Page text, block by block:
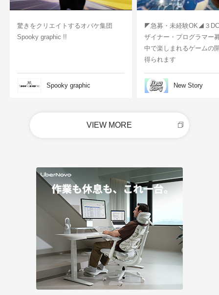
驚きをクリエイトするオバケ集団
Spooky graphic !!
Spooky graphic
◤急募・未経験OK◢３
ザイナー・プログラマー
中で楽しまれるゲームの
得られます
New Story
VIEW MORE